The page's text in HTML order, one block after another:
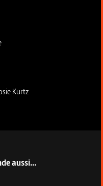
Kurtz
aussi...